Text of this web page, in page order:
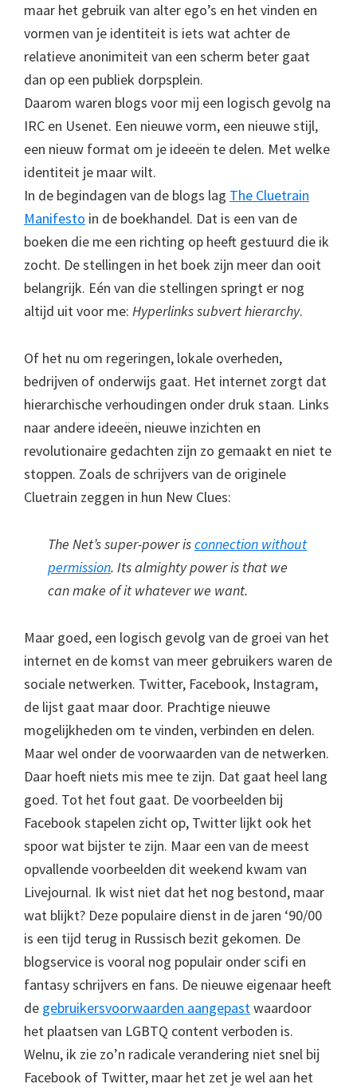
maar het gebruik van alter ego’s en het vinden en
vormen van je identiteit is iets wat achter de
relatieve anonimiteit van een scherm beter gaat
dan op een publiek dorpsplein.
Daarom waren blogs voor mij een logisch gevolg na
IRC en Usenet. Een nieuwe vorm, een nieuwe stijl,
een nieuw format om je ideeën te delen. Met welke
identiteit je maar wilt.
In de begindagen van de blogs lag The Cluetrain
Manifesto in de boekhandel. Dat is een van de
boeken die me een richting op heeft gestuurd die ik
zocht. De stellingen in het boek zijn meer dan ooit
belangrijk. Eén van die stellingen springt er nog
altijd uit voor me: Hyperlinks subvert hierarchy.
Of het nu om regeringen, lokale overheden,
bedrijven of onderwijs gaat. Het internet zorgt dat
hierarchische verhoudingen onder druk staan. Links
naar andere ideeën, nieuwe inzichten en
revolutionaire gedachten zijn zo gemaakt en niet te
stoppen. Zoals de schrijvers van de originele
Cluetrain zeggen in hun New Clues:
The Net’s super-power isconnection without
permission. Its almighty power is that we
can make of it whatever we want.
Maar goed, een logisch gevolg van de groei van het
internet en de komst van meer gebruikers waren de
sociale netwerken. Twitter, Facebook, Instagram,
de lijst gaat maar door. Prachtige nieuwe
mogelijkheden om te vinden, verbinden en delen.
Maar wel onder de voorwaarden van de netwerken.
Daar hoeft niets mis mee te zijn. Dat gaat heel lang
goed. Tot het fout gaat. De voorbeelden bij
Facebook stapelen zicht op, Twitter lijkt ook het
spoor wat bijster te zijn. Maar een van de meest
opvallende voorbeelden dit weekend kwam van
Livejournal. Ik wist niet dat het nog bestond, maar
wat blijkt? Deze populaire dienst in de jaren ‘90/00
is een tijd terug in Russisch bezit gekomen. De
blogservice is vooral nog populair onder scifi en
fantasy schrijvers en fans. De nieuwe eigenaar heeft
de gebruikersvoorwaarden aangepastwaardoor
het plaatsen van LGBTQ content verboden is.
Welnu, ik zie zo’n radicale verandering niet snel bij
Facebook of Twitter, maar het zet je wel aan het